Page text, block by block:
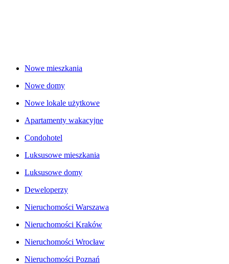
Nowe mieszkania
Nowe domy
Nowe lokale użytkowe
Apartamenty wakacyjne
Condohotel
Luksusowe mieszkania
Luksusowe domy
Deweloperzy
Nieruchomości Warszawa
Nieruchomości Kraków
Nieruchomości Wrocław
Nieruchomości Poznań